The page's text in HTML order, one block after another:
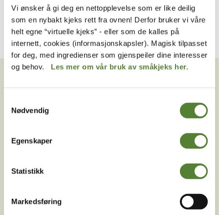
Vi ønsker å gi deg en nettopplevelse som er like deilig
som en nybakt kjeks rett fra ovnen! Derfor bruker vi våre
helt egne “virtuelle kjeks” - eller som de kalles på
internett, cookies (informasjonskapsler). Magisk tilpasset
for deg, med ingredienser som gjenspeiler dine interesser
og behov. Les mer om vår bruk av småkjeks her.
Nødvendig
Egenskaper
Statistikk
Markedsføring
199 ,–
VIL DU HA NYHETSBREV FRA
OSS?
unike tilbud og nyheter. Uten nyhetsbrev går du glipp
E-post
Meld meg på
betingelser .